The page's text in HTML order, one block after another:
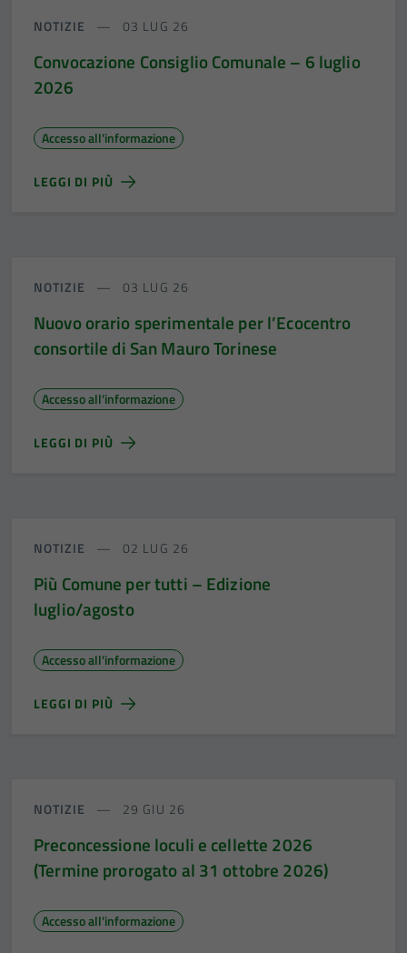
NOTIZIE 03 LUG 26
Convocazione Consiglio Comunale – 6 luglio
2026
Accesso all'informazione
LEGGI DI PIÙ
NOTIZIE 03 LUG 26
Nuovo orario sperimentale per l’Ecocentro
consortile di San Mauro Torinese
Accesso all'informazione
LEGGI DI PIÙ
NOTIZIE 02 LUG 26
Più Comune per tutti – Edizione
luglio/agosto
Accesso all'informazione
LEGGI DI PIÙ
NOTIZIE 29 GIU 26
Preconcessione loculi e cellette 2026
(Termine prorogato al 31 ottobre 2026)
Accesso all'informazione